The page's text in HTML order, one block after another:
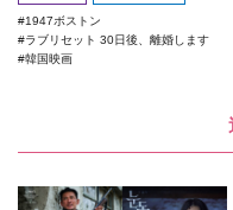
1947ボストン
ラブリセット 30日後、離婚します
韓国映画